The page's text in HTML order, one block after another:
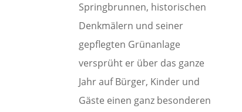
Springbrunnen, historischen
Denkmälern und seiner
gepflegten Grünanlage
versprüht er über das ganze
Jahr auf Bürger, Kinder und
Gäste einen ganz besonderen